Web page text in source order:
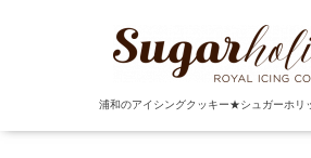
浦和のアイシングクッキー★シュガーホリ